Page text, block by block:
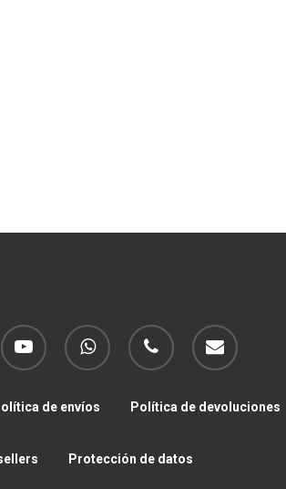
youtube whatsapp phone email
de envíos Política de devoluciones
Protección de datos